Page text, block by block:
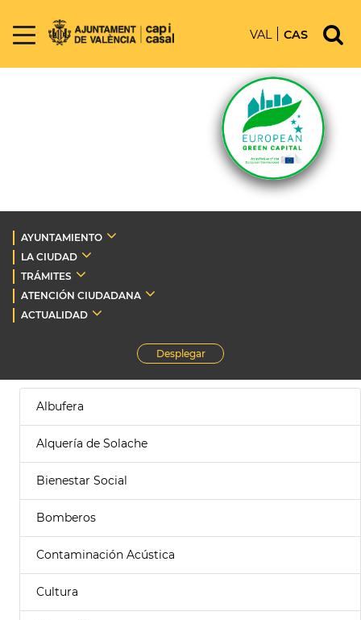
VAL CAS
AYUNTAMIENTO
LA CIUDAD
TRÁMITES
ATENCIÓN CIUDADANA
ACTUALIDAD
Desplegar
Albufera
Alquería de Solache
Bienestar Social
Bomberos
Contaminación Acústica
Cultura